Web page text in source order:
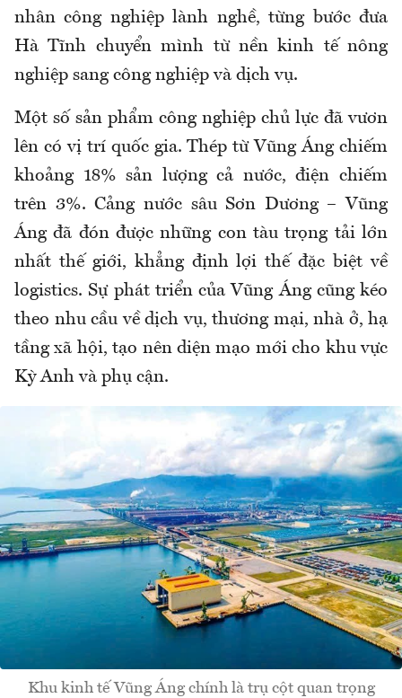
nhân công nghiệp lành nghề, từng bước đưa
Hà Tĩnh chuyển mình từ nền kinh tế nông
nghiệp sang công nghiệp và dịch vụ.
Một số sản phẩm công nghiệp chủ lực đã vươn
lên có vị trí quốc gia. Thép từ Vũng Áng chiếm
khoảng 18% sản lượng cả nước, điện chiếm
trên 3%. Cảng nước sâu Sơn Dương – Vũng
Áng đã đón được những con tàu trọng tải lớn
nhất thế giới, khẳng định lợi thế đặc biệt về
logistics. Sự phát triển của Vũng Áng cũng kéo
theo nhu cầu về dịch vụ, thương mại, nhà ở, hạ
tầng xã hội, tạo nên diện mạo mới cho khu vực
Kỳ Anh và phụ cận.
Khu kinh tế Vũng Áng chính là trụ cột quan trọng